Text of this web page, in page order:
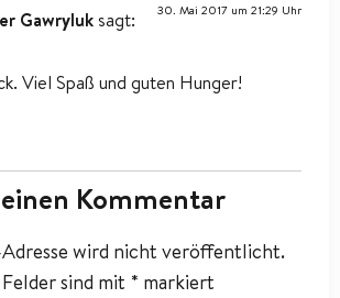
Gawryluk sagt: 30. Mai 2017 um 21:29 Uhr
Viel Spaß und guten Hunger!
Kommentar
wird nicht veröffentlicht.
sind mit * markiert